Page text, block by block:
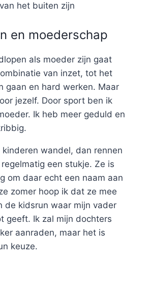
het buiten zijn
en moederschap
als moeder zijn gaat
van inzet, tot het
gaan en hard werken. Maar
jezelf. Door sport ben ik
Ik heb meer geduld en
wandel, dan rennen
een stukje. Ze is
om daar echt een naam aan
zomer hoop ik dat ze mee
de kidsrun waar mijn vader
geeft. Ik zal mijn dochters
aanraden, maar het is
keuze.